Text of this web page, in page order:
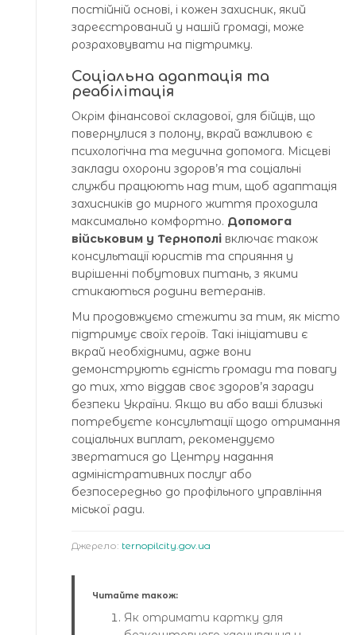
постійній основі, і кожен захисник, який
зареєстрований у нашій громаді, може
розраховувати на підтримку.
Соціальна адаптація та
реабілітація
Окрім фінансової складової, для бійців, що
повернулися з полону, вкрай важливою є
психологічна та медична допомога. Місцеві
заклади охорони здоров’я та соціальні
служби працюють над тим, щоб адаптація
захисників до мирного життя проходила
максимально комфортно. Допомога
військовим у Тернополі включає також
консультації юристів та сприяння у
вирішенні побутових питань, з якими
стикаються родини ветеранів.
Ми продовжуємо стежити за тим, як місто
підтримує своїх героїв. Такі ініціативи є
вкрай необхідними, адже вони
демонструють єдність громади та повагу
до тих, хто віддав своє здоров’я заради
безпеки України. Якщо ви або ваші близькі
потребуєте консультації щодо отримання
соціальних виплат, рекомендуємо
звертатися до Центру надання
адміністративних послуг або
безпосередньо до профільного управління
міської ради.
Джерело: ternopilcity.gov.ua
Читайте також:
Як отримати картку для